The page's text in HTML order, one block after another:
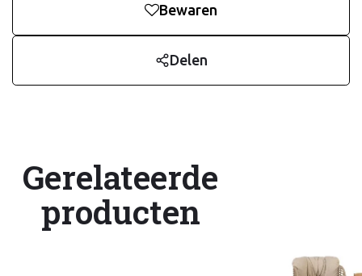
Bewaren
Delen
Gerelateerde
producten